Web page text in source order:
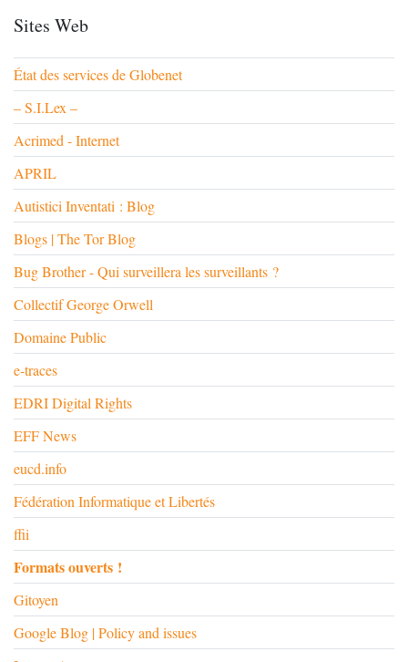
Sites Web
État des services de Globenet
– S.I.Lex –
Acrimed - Internet
APRIL
Autistici Inventati : Blog
Blogs | The Tor Blog
Bug Brother - Qui surveillera les surveillants ?
Collectif George Orwell
Domaine Public
e-traces
EDRI Digital Rights
EFF News
eucd.info
Fédération Informatique et Libertés
ffii
Formats ouverts !
Gitoyen
Google Blog | Policy and issues